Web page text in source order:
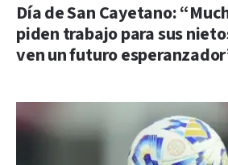
Día de San Cayetano:
piden trabajo para sus
ven un futuro